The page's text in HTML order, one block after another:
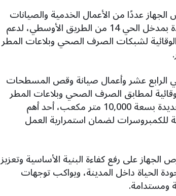
عددًا من الأعمال الخدمية والصيانات
الحيوية داخل المدينة، شملت:تنفيذ شبكة ري جديدة بمدخل الحي 14 من الطريق الأوسطي، لدعم
لشبكات الصرف الصحي وبلاعات المطر
اليومية لـعدد 458 عمارة بالحي الرابع عشر وأعمال صيانة وقص المسطحات
14 وأعمال الصيانة الوقائية لمطابق الصرف الصحي وبلاعات المطر
بحي المجد ومتابعة خزان التكديس بمدينة العبور الجديدة بسعة 10,000 متر مكعب، أحد أهم
للكمبروسرات لضمان استمرارية العمل
الجهاز على رفع كفاءة البنية الأساسية وتعزيز
الحياة داخل المدينة، ويواكب توجهات
ومستدامة.